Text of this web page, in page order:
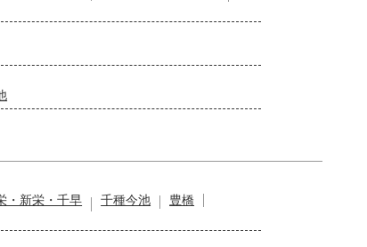
・新栄・千早 千種今池
豊橋